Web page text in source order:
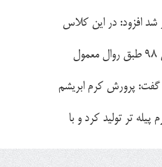
شد افزود: در این کلاس
وی با اشاره به برخی از برنامه‌های سازمان جهاد کشاورزی استان برای توسعه نوغانداری گفت: توزیع تخم نوغان برای پرورش دهندگان از ابتدای فروردین ۹۸ طبق روال معمول
گفت: پرورش کرم ابریشم
برگ درخت توت بوده و از یک جعبه تخم نوغان در پایان دوره پرورش می توان به طور متوسط ۳۰ کیلوگرم پیله تر تولید کرد و با